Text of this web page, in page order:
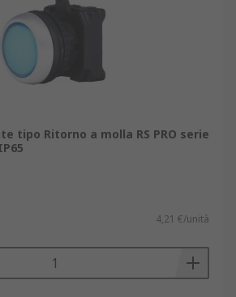
tipo Ritorno a molla RS PRO serie
4,21 €/unità